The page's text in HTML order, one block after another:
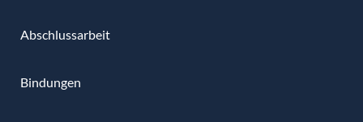
Abschlussarbeit
Bindungen